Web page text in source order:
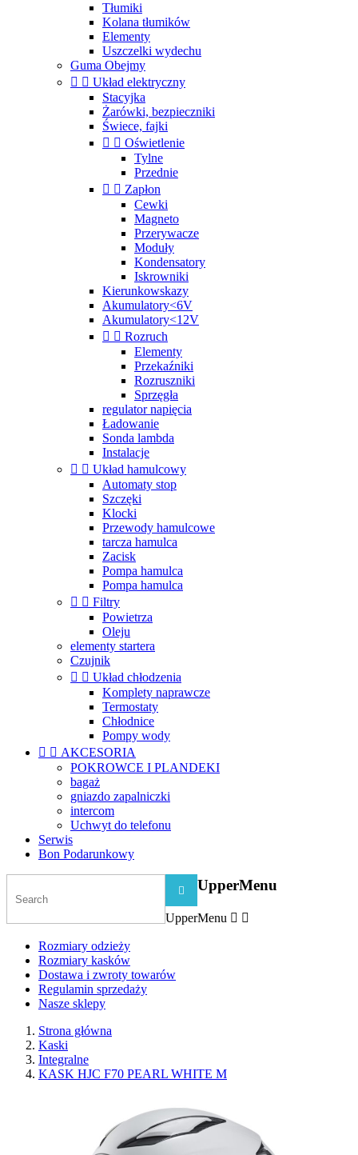
Tłumiki
Kolana tłumików
Elementy
Uszczelki wydechu
Guma Obejmy
  Układ elektryczny
Stacyjka
Żarówki, bezpieczniki
Świece, fajki
  Oświetlenie
Tylne
Przednie
  Zapłon
Cewki
Magneto
Przerywacze
Moduły
Kondensatory
Iskrowniki
Kierunkowskazy
Akumulatory<6V
Akumulatory<12V
  Rozruch
Elementy
Przekaźniki
Rozruszniki
Sprzęgła
regulator napięcia
Ładowanie
Sonda lambda
Instalacje
  Układ hamulcowy
Automaty stop
Szczęki
Klocki
Przewody hamulcowe
tarcza hamulca
Zacisk
Pompa hamulca
Pompa hamulca
  Filtry
Powietrza
Oleju
elementy startera
Czujnik
  Układ chłodzenia
Komplety naprawcze
Termostaty
Chłodnice
Pompy wody
  AKCESORIA
POKROWCE I PLANDEKI
bagaż
gniazdo zapalniczki
intercom
Uchwyt do telefonu
Serwis
Bon Podarunkowy
 UpperMenu
UpperMenu  
Rozmiary odzieży
Rozmiary kasków
Dostawa i zwroty towarów
Regulamin sprzedaży
Nasze sklepy
Strona główna
Kaski
Integralne
KASK HJC F70 PEARL WHITE M